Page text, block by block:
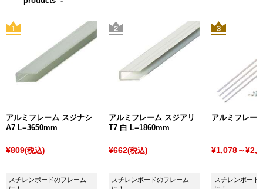
アルミフレーム スジナシ
A7 L=3650mm
¥809(税込)
スチレンボードのフレーム
アルミフレーム スジアリ
T7 白 L=1860mm
¥662(税込)
スチレンボードのフレーム
アルミフレー
¥1,078～
スチレンボード